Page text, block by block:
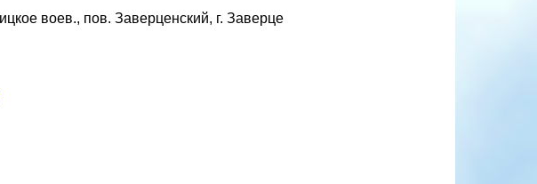
воев., пов. Заверценский, г. Заверце